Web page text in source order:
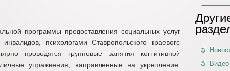
программы предоставления социальных услуг
психологами Ставропольского краевого
проводятся групповые занятия когнитивной
упражнения, направленные на укрепление,